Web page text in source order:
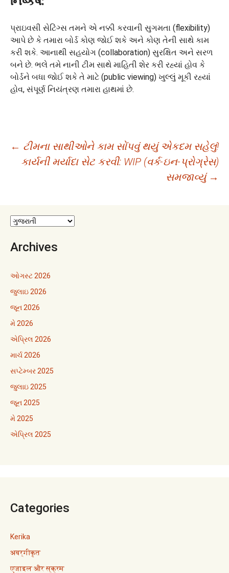
પ્રાઇવસી સેટિંગ્સ તમને એ નક્કી કરવાની સુગમતા (flexibility)
આપે છે કે તમારા બોર્ડ કોણ જોઈ શકે અને કોણ તેની સાથે કામ
કરી શકે. આનાથી સહયોગ (collaboration) સુરક્ષિત અને સરળ
બને છે. ભલે તમે નાની ટીમ સાથે માહિતી શેર કરી રહ્યાં હોવ કે
બોર્ડને બધા જોઈ શકે તે માટે (public viewing) ખુલ્લું મૂકી રહ્યાં
હોવ, સંપૂર્ણ નિયંત્રણ તમારા હાથમાં છે.
Post
navigation
← ટીમના સાથીઓને કામ સોંપવું થયું એકદમ સહેલું!
કાર્યની મર્યાદા સેટ કરવી: WIP (વર્ક-ઇન-પ્રોગ્રેસ)
સમજાવ્યું →
Archives
ઓગસ્ટ 2026
જુલાઇ 2026
જૂન 2026
મે 2026
એપ્રિલ 2026
માર્ચ 2026
સપ્ટેમ્બર 2025
જુલાઇ 2025
જૂન 2025
મે 2025
એપ્રિલ 2025
Categories
Kerika
अवर्गीकृत
एजाइल और स्क्रम